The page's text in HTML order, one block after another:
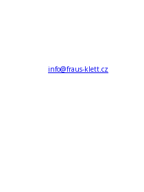
info@fraus-klett.cz